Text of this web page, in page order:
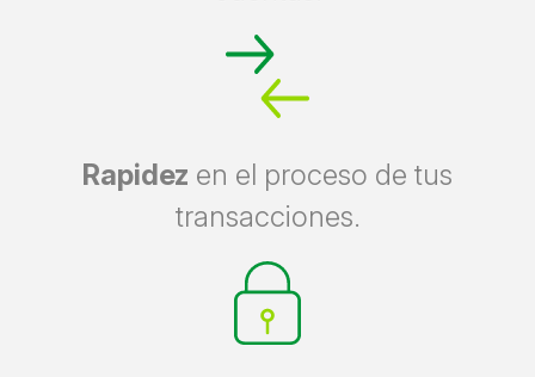
Rapidez en el proceso de tus
transacciones.